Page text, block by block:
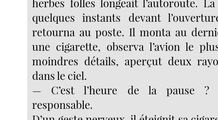
herbes folles longeait l’autoroute.
quelques instants devant
retourna au poste. Il monta au
une cigarette, observa l’avion le
moindres détails, aperçut deux
dans le ciel.
— C’est l’heure de la pause ?
responsable.